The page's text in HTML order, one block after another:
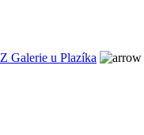
Z Galerie u Plazíka